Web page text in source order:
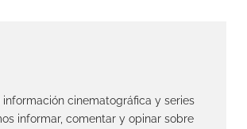
cinematográfica y series
informar, comentar y opinar sobre